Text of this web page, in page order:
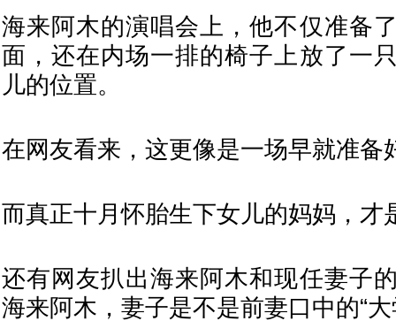
海来阿木的演唱会上，他不仅准备
面，还在内场一排的椅子上放了一
儿的位置。
在网友看来，这更像是一场早就准备
而真正十月怀胎生下女儿的妈妈，
还有网友扒出海来阿木和现任妻子
海来阿木，妻子是不是前妻口中的“